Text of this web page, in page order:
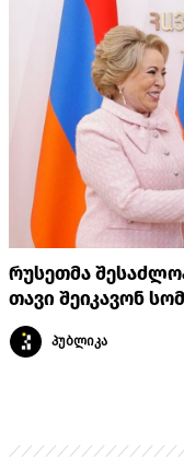
რუსეთმა
თავი შეიკავონ
პუბლიკა